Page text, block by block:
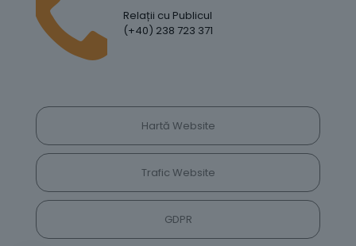
Relații cu Publicul
(+40) 238 723 371
Hartă Website
Trafic Website
GDPR